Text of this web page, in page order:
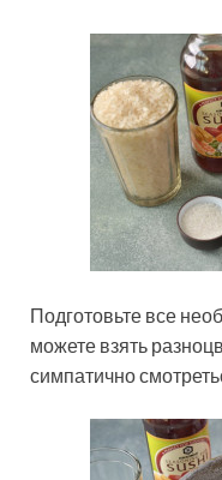
Подготовьте все
можете взять
симпатично